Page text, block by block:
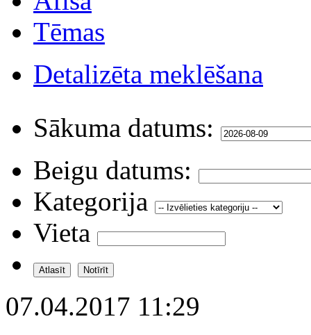
Tēmas
Detalizēta meklēšana
Sākuma datums:
Beigu datums:
Kategorija
Vieta
07.04.2017 11:29